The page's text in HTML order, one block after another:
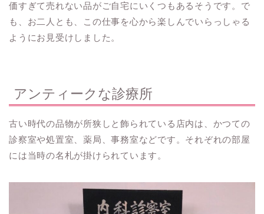
価すぎて売れない品がご自宅にいくつもあるそうです。で
も、お二人とも、この仕事を心から楽しんでいらっしゃる
ようにお見受けしました。
アンティークな診療所
古い時代の品物が所狭しと飾られている店内は、かつての
診察室や処置室、薬局、事務室などです。それぞれの部屋
には当時の名札が掛けられています。